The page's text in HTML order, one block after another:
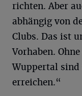
richten. Aber
abhängig von
Clubs. Das ist
Vorhaben.
Wuppertal sind
erreichen.“